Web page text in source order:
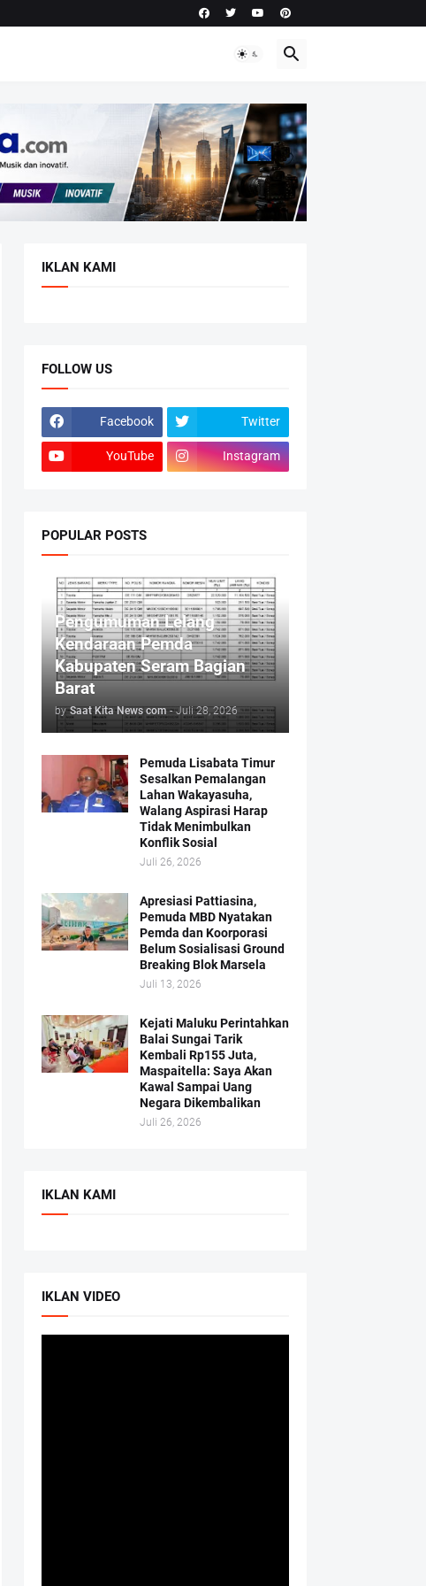
IKLAN KAMI
FOLLOW US
Facebook Twitter
YouTube Instagram
POPULAR POSTS
Pengumuman Lelang
Kendaraan Pemda
Kabupaten Seram Bagian
Barat
by Saat Kita News com - Juli 28, 2026
Pemuda Lisabata Timur
Sesalkan Pemalangan
Lahan Wakayasuha,
Walang Aspirasi Harap
Tidak Menimbulkan
Konflik Sosial
Juli 26, 2026
Apresiasi Pattiasina,
Pemuda MBD Nyatakan
Pemda dan Koorporasi
Belum Sosialisasi Ground
Breaking Blok Marsela
Juli 13, 2026
Kejati Maluku Perintahkan
Balai Sungai Tarik
Kembali Rp155 Juta,
Maspaitella: Saya Akan
Kawal Sampai Uang
Negara Dikembalikan
Juli 26, 2026
IKLAN KAMI
IKLAN VIDEO